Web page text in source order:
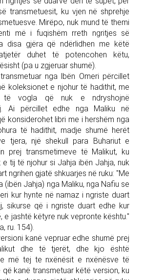
transmetuesit, ku vjen në shprehje
Mirëpo, nuk mund të themi
më i fuqishëm rreth ngritjes së
disa gjëra që ndërlidhen me këtë
duhet të potencohen këtu,
(pa u zgjeruar shumë).
nga lbën Omeri përcillet
koleksionet e njohur të hadithit, me
të vogla që nuk e ndryshojnë
Ai përcillet edhe nga Maliku në
konsiderohet libri me i hershëm nga
të hadithit, madje shumë herët
tjera, një shekull para Buhariut e
prej transmetimeve të Malikut, ku
e tij të njohur si Jahja ibën Jahja, nuk
ngrihen gjatë shkuarjes në ruku: "Me
(ibën Jahja) nga Maliku, nga Naﬁu se
kur hynte në namaz i ngriste duart
sikurse që i ngriste duart edhe kur
e jashtë këtyre nuk vepronte kështu."
ru. 154).
kanë vepruar edhe shumë prej
dhe të tjerët, dhe kjo është
më tej te nxënësit e nxënësve të
që kanë transmetuar këtë version, ku